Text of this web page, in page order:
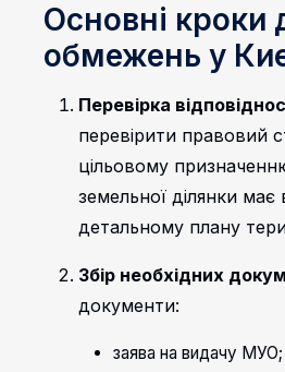
Основні кроки
обмежень у
Перевірка
перевірити правовий
цільовому
земельної ділянки
детальному плану
Збір необхідних
документи:
заява на видачу МУО;